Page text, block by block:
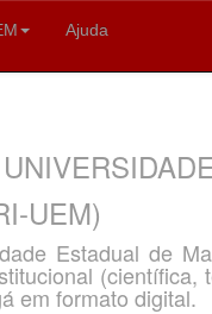
Ajuda
UEM)
Estadual de
(científica,
em formato digital.